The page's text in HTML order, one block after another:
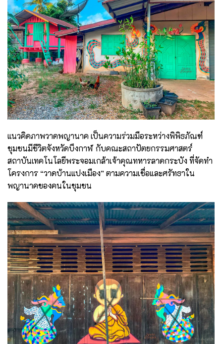
แนวคิดภาพวาดพญานาค เป็นความร่วมมือระหว่างพิพิธภัณฑ์
ชุมชนมีชีวิตจังหวัดบึงกาฬ กับคณะสถาปัตยกรรมศาสตร์
สถาบันเทคโนโลยีพระจอมเกล้าเจ้าคุณทหารลาดกระบัง ที่จัดทำ
โครงการ “วาดบ้านแปงเมือง” ตามความเชื่อและศรัทธาใน
พญานาคของคนในชุมชน